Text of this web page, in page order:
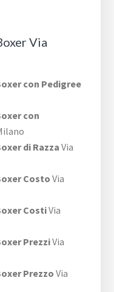
Via
con Pedigree
con
di RazzaVia
Costo Via
CostiVia
PrezziVia
Prezzo Via